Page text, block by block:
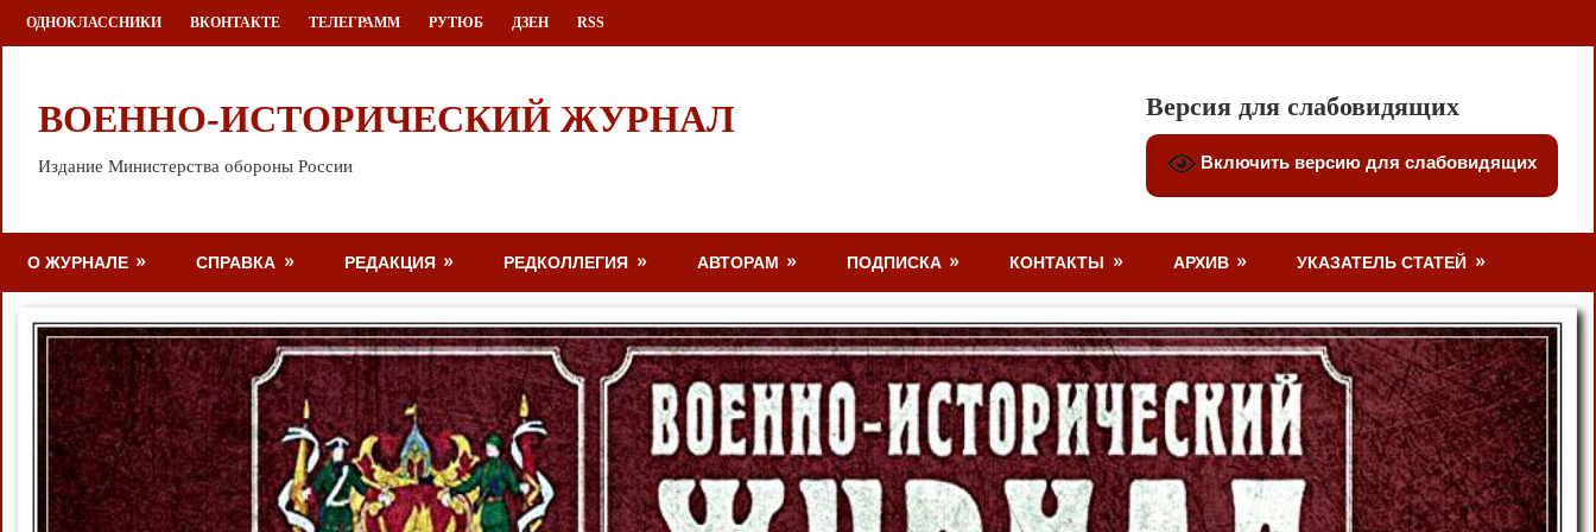
Перейти
к
ОДНОКЛАССНИКИ ВКОНТАКТЕ ТЕЛЕГРАММ РУТЮБ ДЗЕН RSS
ВОЕННО-ИСТОРИЧЕСКИЙ ЖУРНАЛ
Издание Министерства обороны России
Версия для слабовидящих
Включить версию для слабовидящих
О ЖУРНАЛЕ СПРАВКА РЕДАКЦИЯ РЕДКОЛЛЕГИЯ АВТОРАМ ПОДПИСКА КОНТАКТЫ АРХИВ УКАЗАТЕЛЬ СТАТЕЙ